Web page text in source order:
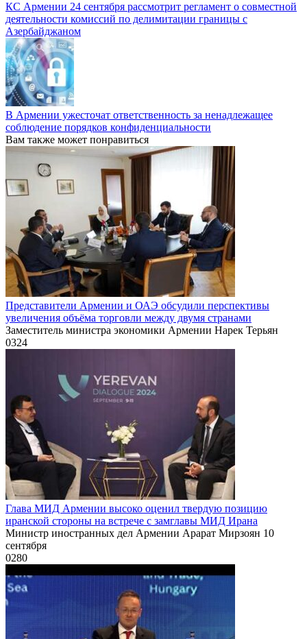
КС Армении 24 сентября рассмотрит регламент о совместной
деятельности комиссий по делимитации границы с
Азербайджаном
В Армении ужесточат ответственность за ненадлежащее
соблюдение порядков конфиденциальности
Вам также может понравиться
Представители Армении и ОАЭ обсудили перспективы
увеличения объёма торговли между двумя странами
Заместитель министра экономики Армении Нарек Терьян
0324
Глава МИД Армении высоко оценил твердую позицию
иранской стороны на встрече с замглавы МИД Ирана
Министр иностранных дел Армении Арарат Мирзоян 10
сентября
0280